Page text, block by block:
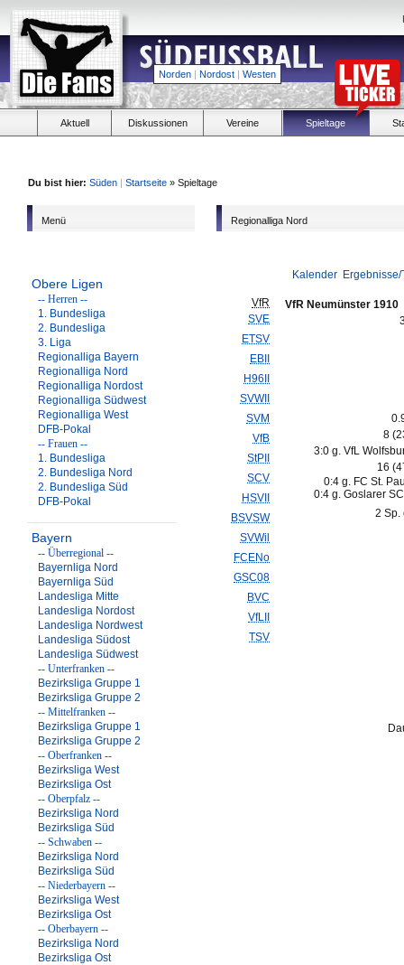
Norden | Nordost | Westen
Aktuell Diskussionen Vereine Spieltage
Du bist hier: Süden | Startseite » Spieltage
Menü
Obere Ligen
-- Herren --
1. Bundesliga
2. Bundesliga
3. Liga
Regionalliga Bayern
Regionalliga Nord
Regionalliga Nordost
Regionalliga Südwest
Regionalliga West
DFB-Pokal
-- Frauen --
1. Bundesliga
2. Bundesliga Nord
2. Bundesliga Süd
DFB-Pokal
Bayern
-- Überregional --
Bayernliga Nord
Bayernliga Süd
Landesliga Mitte
Landesliga Nordost
Landesliga Nordwest
Landesliga Südost
Landesliga Südwest
-- Unterfranken --
Bezirksliga Gruppe 1
Bezirksliga Gruppe 2
-- Mittelfranken --
Bezirksliga Gruppe 1
Bezirksliga Gruppe 2
-- Oberfranken --
Bezirksliga West
Bezirksliga Ost
-- Oberpfalz --
Bezirksliga Nord
Bezirksliga Süd
-- Schwaben --
Bezirksliga Nord
Bezirksliga Süd
-- Niederbayern --
Bezirksliga West
Bezirksliga Ost
-- Oberbayern --
Bezirksliga Nord
Bezirksliga Ost
Regionalliga Nord
Kalender
VfR
SVE
ETSV
EBII
H96II
SVWII
SVM
VfB
StPII
SCV
HSVII
BSVSW
SVWil
FCENo
GSC08
BVC
VfLII
TSV
VfR Neumünster 1910
8
3:0 g. VfL
16
0:4 g. FC St.
0:4 g. Goslarer
2 Sp.